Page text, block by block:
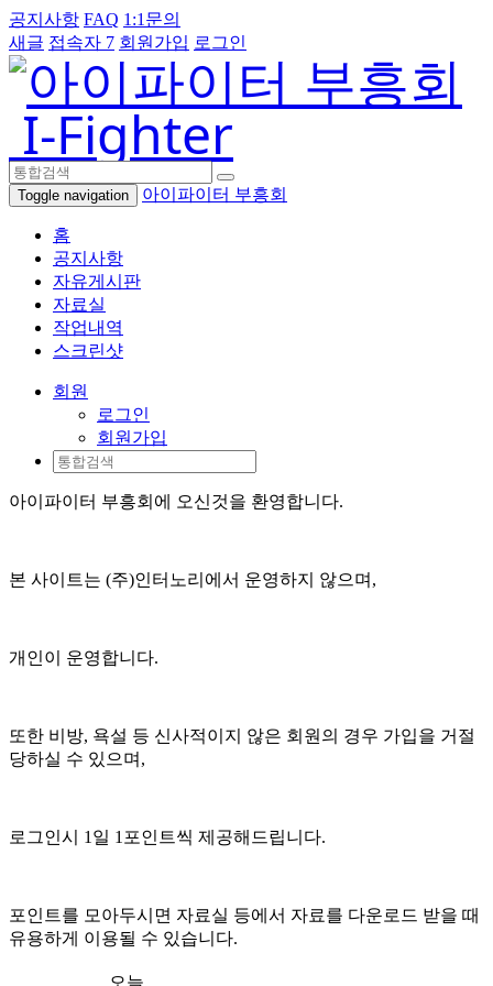
공지사항 FAQ 1:1문의
새글 접속자 7 회원가입 로그인
I-Fighter
Toggle navigation 아이파이터 부흥회
홈
공지사항
자유게시판
자료실
작업내역
스크린샷
회원
로그인
회원가입
아이파이터 부흥회에 오신것을 환영합니다.
본 사이트는 (주)인터노리에서 운영하지 않으며,
개인이 운영합니다.
또한 비방, 욕설 등 신사적이지 않은 회원의 경우 가입을 거절
당하실 수 있으며,
로그인시 1일 1포인트씩 제공해드립니다.
포인트를 모아두시면 자료실 등에서 자료를 다운로드 받을 때
유용하게 이용될 수 있습니다.
오늘